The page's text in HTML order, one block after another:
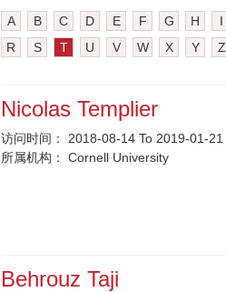
A B C D E F G H I
R
S T U V W X Y Z
Nicolas Templier
访问时间：
2018-08-14 To 2019-01-21
所属机构：
Cornell University
Behrouz Taji